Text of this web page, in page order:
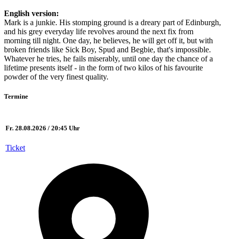
English version:
Mark is a junkie. His stomping ground is a dreary part of Edinburgh,
and his grey everyday life revolves around the next fix from
morning till night. One day, he believes, he will get off it, but with
broken friends like Sick Boy, Spud and Begbie, that's impossible.
Whatever he tries, he fails miserably, until one day the chance of a
lifetime presents itself - in the form of two kilos of his favourite
powder of the very finest quality.
Termine
Fr. 28.08.2026 / 20:45 Uhr
Ticket